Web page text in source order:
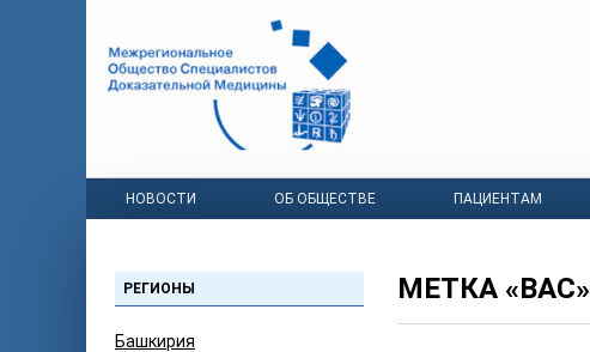
НОВОСТИ ОБ ОБЩЕСТВЕ ПАЦИЕНТАМ
РЕГИОНЫ
Башкирия
МЕТКА «ВАС»